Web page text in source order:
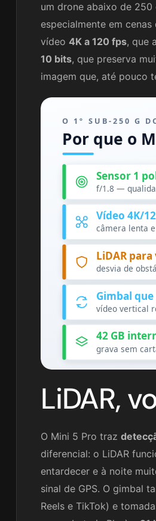
um drone abaixo de
especialmente em
vídeo 4K a 120 fps, que
10 bits, que preserva
imagem que, até pouco
O 1º SUB-250 G
Por que o
Sensor 1
f/1.8 —
Vídeo 4K/
câmera lenta
LiDAR
desvia de
Gimbal que
vídeo vertical
42 GB
grava sem
LiDAR,
O Mini 5 Pro traz
diferencial: o LiDAR
entardecer e à noite
sinal de GPS. O gimbal
Reels e TikTok) e